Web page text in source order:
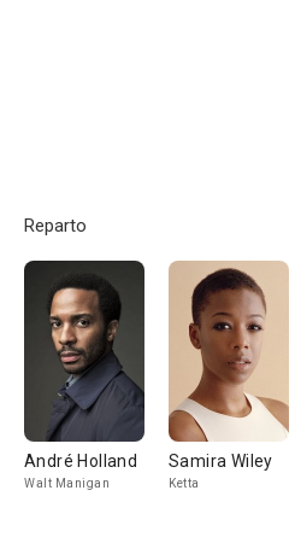
Reparto
André Holland
Walt Manigan
Samira Wiley
Ketta